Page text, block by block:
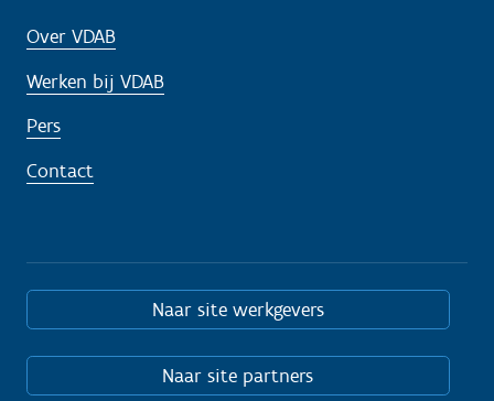
Over VDAB
Werken bij VDAB
Pers
Contact
Naar site werkgevers
Naar site partners